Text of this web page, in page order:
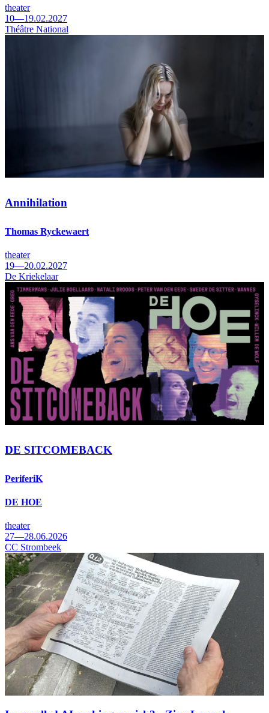
theater
10—19.02.2027
Théâtre National
Annihilation
Thomas Ryckewaert
theater
19—20.02.2027
De Kriekelaar
DE SITCOMEBACK
PeriferiK
DE HOE
theater
27—28.06.2026
CC Strombeek